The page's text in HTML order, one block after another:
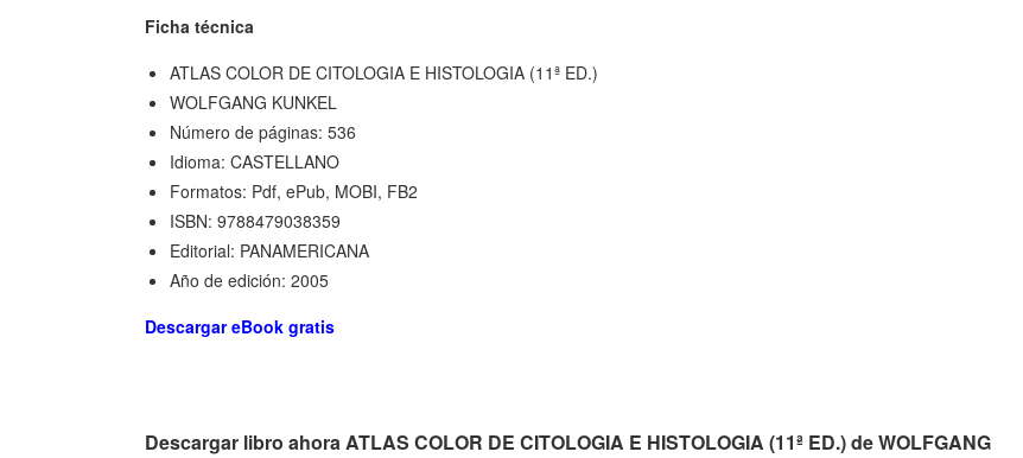
Ficha técnica
ATLAS COLOR DE CITOLOGIA E HISTOLOGIA (11ª ED.)
WOLFGANG KUNKEL
Número de páginas: 536
Idioma: CASTELLANO
Formatos: Pdf, ePub, MOBI, FB2
ISBN: 9788479038359
Editorial: PANAMERICANA
Año de edición: 2005
Descargar eBook gratis
Descargar libro ahora ATLAS COLOR DE CITOLOGIA E HISTOLOGIA (11ª ED.) de WOLFGANG